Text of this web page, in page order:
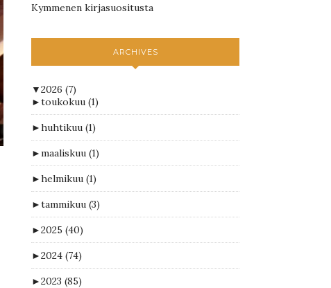
Kymmenen kirjasuositusta
ARCHIVES
▼2026 (7)
►toukokuu (1)
►huhtikuu (1)
►maaliskuu (1)
►helmikuu (1)
►tammikuu (3)
►2025 (40)
►2024 (74)
►2023 (85)